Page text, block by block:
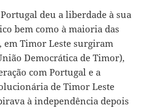
deu a liberdade à sua
bem como à maioria das
em Timor Leste surgiram
Democrática de Timor),
com Portugal e a
de Timor Leste
à independência depois